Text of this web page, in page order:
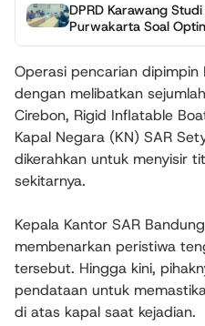
DPRD Karawang
Purwakarta Soal
Operasi pencarian dipimpin
dengan melibatkan
Cirebon, Rigid Inflatable
Kapal Negara (KN) SAR
dikerahkan untuk menyisir
sekitarnya.
Kepala Kantor SAR
membenarkan peristiwa
tersebut. Hingga kini,
pendataan untuk
di atas kapal saat kejadian.